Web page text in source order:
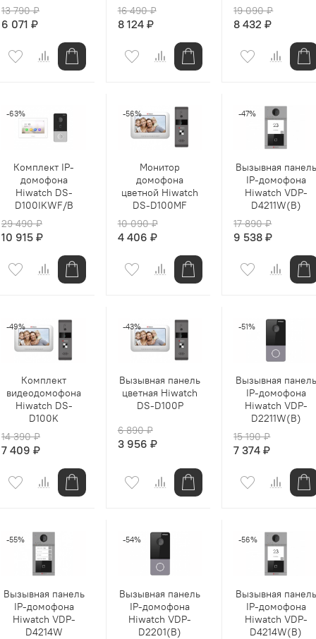
13 790 ₽
6 071 ₽
16 490 ₽
8 124 ₽
19 090 ₽
8 432 ₽
-63%
Комплект IP-
домофона
Hiwatch DS-
D100IKWF/B
29 490 ₽
10 915 ₽
-56%
Монитор
домофона
цветной Hiwatch
DS-D100MF
10 090 ₽
4 406 ₽
-47%
Вызывная панель
IP-домофона
Hiwatch VDP-
D4211W(B)
17 890 ₽
9 538 ₽
-49%
Комплект
видеодомофона
Hiwatch DS-
D100K
14 390 ₽
7 409 ₽
-43%
Вызывная панель
цветная Hiwatch
DS-D100P
6 890 ₽
3 956 ₽
-51%
Вызывная панель
IP-домофона
Hiwatch VDP-
D2211W(B)
15 190 ₽
7 374 ₽
-55%
Вызывная панель
IP-домофона
Hiwatch VDP-
D4214W
-54%
Вызывная панель
IP-домофона
Hiwatch VDP-
D2201(B)
-56%
Вызывная панель
IP-домофона
Hiwatch VDP-
D4214W(B)